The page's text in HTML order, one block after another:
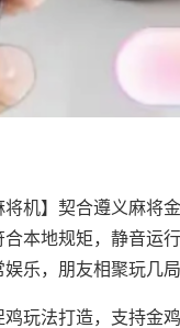
将机】契合遵义麻将
本地规矩，静音运
乐，朋友相聚玩几
玩法打造，支持金